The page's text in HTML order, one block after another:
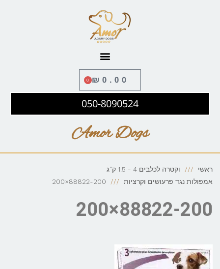
₪0.00
0
050-8090524
Amor Dogs
ראשי
וקטרה לכלבים 4 - 1.5 ק"ג
אמפולות נגד פרעושים וקרציות
88822-200×200
88822-200×200